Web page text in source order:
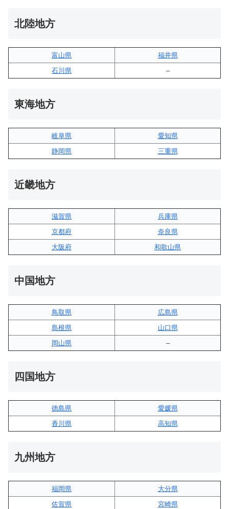
北陸地方
富山県
福井県
石川県
–
東海地方
岐阜県
愛知県
静岡県
三重県
近畿地方
滋賀県
兵庫県
京都府
奈良県
大阪府
和歌山県
中国地方
鳥取県
広島県
島根県
山口県
岡山県
–
四国地方
徳島県
愛媛県
香川県
高知県
九州地方
福岡県
大分県
佐賀県
宮崎県